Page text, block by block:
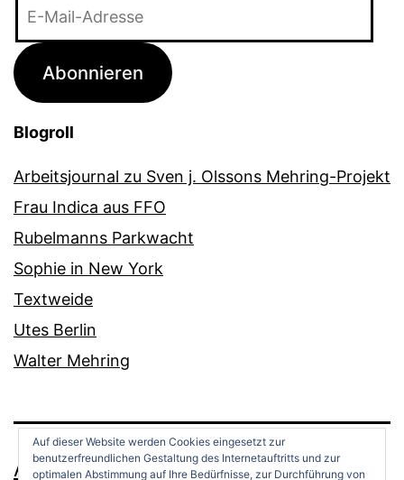
Adresse
Abonnieren
Blogroll
Arbeitsjournal zu Sven j. Olssons Mehring-Projekt
Frau Indica aus FFO
Rubelmanns Parkwacht
Sophie in New York
Textweide
Utes Berlin
Walter Mehring
ANDREAS OPPERMANN
Auf dieser Website werden Cookies eingesetzt zur
benutzerfreundlichen Gestaltung des Internetauftritts und zur
optimalen Abstimmung auf Ihre Bedürfnisse, zur Durchführung von